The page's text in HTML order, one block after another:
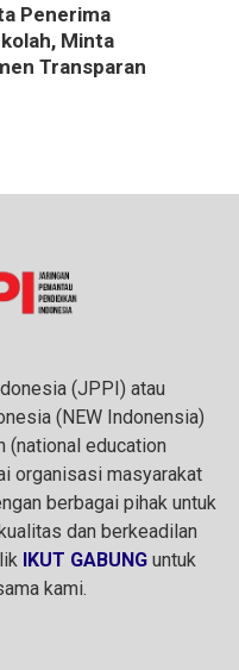
Penerima
Minta
Transparan
(JPPI) atau
(NEW Indonensia)
(national education
organisasi masyarakat
berbagai pihak untuk
dan berkeadilan
IKUT GABUNG untuk
kami.